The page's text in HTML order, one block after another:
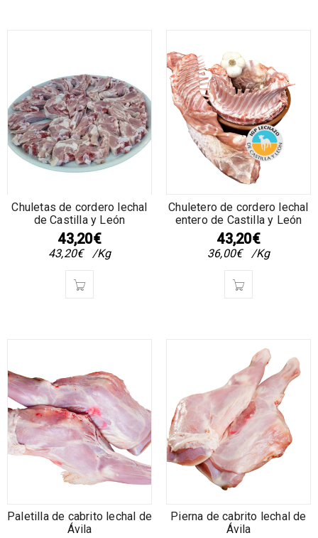
Chuletas de cordero lechal
de Castilla y León
43,20€
43,20€ /Kg
Chuletero de cordero lechal
entero de Castilla y León
43,20€
36,00€ /Kg
Paletilla de cabrito lechal de
Ávila
Pierna de cabrito lechal de
Ávila